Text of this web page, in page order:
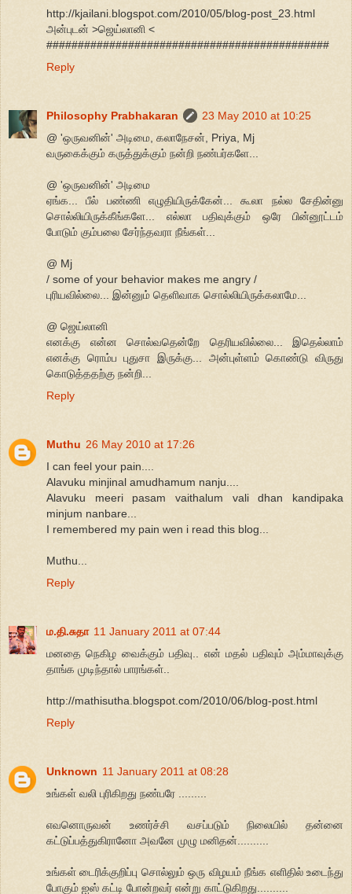
http://kjailani.blogspot.com/2010/05/blog-post_23.html
அன்புடன் >ஜெய்லானி <
#############################################
Reply
Philosophy Prabhakaran
23 May 2010 at 10:25
@ 'ஒருவனின்' அடிமை, கலாநேசன், Priya, Mj
வருகைக்கும் கருத்துக்கும் நன்றி நண்பர்களே...
@ 'ஒருவனின்' அடிமை
ஏங்க... பீல் பண்ணி எழுதியிருக்கேன்... கூலா நல்ல சேதின்னு
சொல்லியிருக்கீங்களே... எல்லா பதிவுக்கும் ஒரே பின்னூட்டம்
போடும் கும்பலை சேர்ந்தவரா நீங்கள்...
@ Mj
/ some of your behavior makes me angry /
புரியவில்லை... இன்னும் தெளிவாக சொல்லியிருக்கலாமே...
@ ஜெய்லானி
எனக்கு என்ன சொல்வதென்றே தெரியவில்லை... இதெல்லாம்
எனக்கு ரொம்ப புதுசா இருக்கு... அன்புள்ளம் கொண்டு விருது
கொடுத்ததற்கு நன்றி...
Reply
Muthu 26 May 2010 at 17:26
I can feel your pain....
Alavuku minjinal amudhamum nanju....
Alavuku meeri pasam vaithalum vali dhan kandipaka
minjum nanbare...
I remembered my pain wen i read this blog...
Muthu...
Reply
ம.தி.சுதா 11 January 2011 at 07:44
மனதை நெகிழ வைக்கும் பதிவு.. என் மதல் பதிவும் அம்மாவுக்கு
தாங்க முடிந்தால் பாரங்கள்..
http://mathisutha.blogspot.com/2010/06/blog-post.html
Reply
Unknown 11 January 2011 at 08:28
உங்கள் வலி புரிகிறது நண்பரே .........
எவனொருவன் உணர்ச்சி வசப்படும் நிலையில் தன்னை
கட்டுப்பத்துகிரானோ அவனே முழு மனிதன்..........
உங்கள் டைரிக்குறிப்பு சொல்லும் ஒரு விழயம் நீங்க எளிதில் உடைந்து
போகும் ஐஸ் கட்டி போன்றவர் என்று காட்டுகிறது..........